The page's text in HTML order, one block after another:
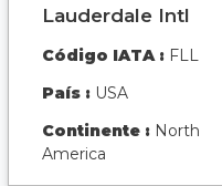
Lauderdale Intl
Código IATA : FLL
País : USA
Continente : North
America